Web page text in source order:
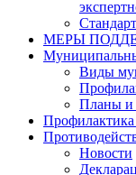
МЕРЫ
Виды
Планы и
Новости